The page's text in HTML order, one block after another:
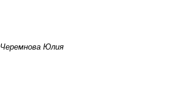
Черемнова Юлия